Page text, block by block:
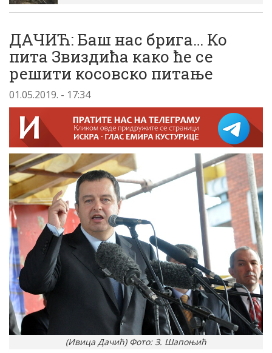
ДАЧИЋ: Баш нас брига… Ко
пита Звиздића како ће се
решити косовско питање
01.05.2019. - 17:34
(Ивица Дачић) Фото: З. Шапоњић